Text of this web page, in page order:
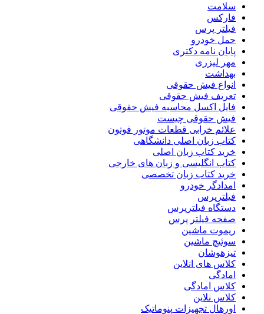
سلامت
فارکس
فیلتر پرس
حمل خودرو
پایان نامه دکتری
مهر لیزری
بهداشت
انواع فیش حقوقی
تعریف فیش حقوقی
فایل اکسل محاسبه فیش حقوقی
فیش حقوقی چیست
علائم خرابی قطعات موتور فوتون
کتاب زبان اصلی دانشگاهی
خرید کتاب زبان اصلی
کتاب انگلیسی و زبان های خارجی
خرید کتاب زبان تخصصی
امدادگر خودرو
فیلترپرس
دستگاه فیلترپرس
صفحه فیلتر پرس
ریموت ماشین
سوئیچ ماشین
تیزهوشان
کلاس های انلاین
امادگی
کلاس امادگی
کلاس نلاین
اورهال تجهیزات پنوماتیک